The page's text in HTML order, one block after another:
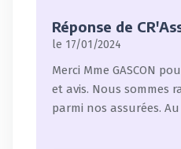
Réponse de
le 17/01/2024
Merci Mme GASCON
et avis. Nous sommes
parmi nos assurées.